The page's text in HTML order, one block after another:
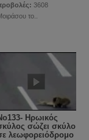
3608
το..
Ηρωικός
σώζει σκύλο
λεωφορειόδρομο